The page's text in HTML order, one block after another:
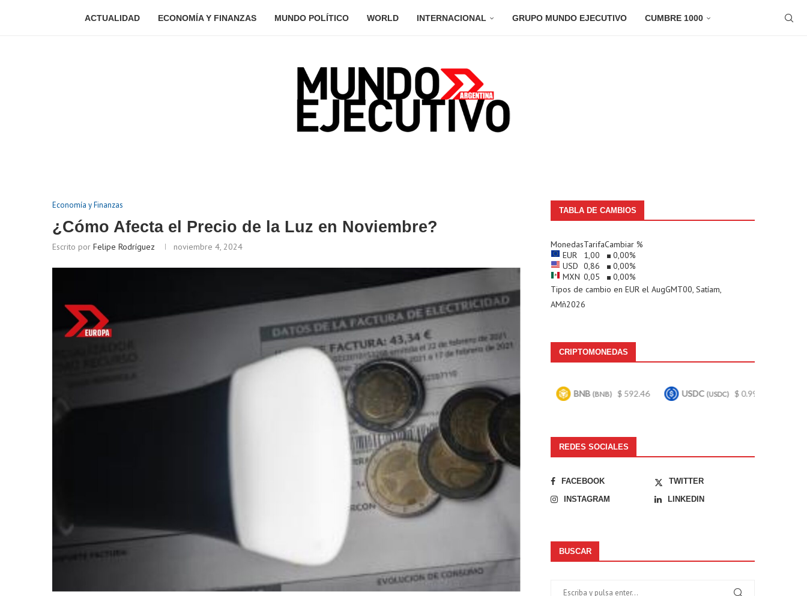
ACTUALIDAD ECONOMÍA Y FINANZAS MUNDO POLÍTICO WORLD INTERNACIONAL GRUPO MUNDO EJECUTIVO CUMBRE 1000
Economía y Finanzas
¿Cómo Afecta el Precio de la Luz en Noviembre?
Escrito por Felipe Rodríguez noviembre 4, 2024
TABLA DE CAMBIOS
MonedasTarifaCambiar %
EUR
1,00 0,00%
USD 0,86 0,00%
MXN 0,05 0,00%
Tipos de cambio en EUR el AugGMT00, Satíam,
AMñ2026
CRIPTOMONEDAS
(BTC) $ 64,976.00 $ 1,916.63 (USDT) $ 0.999485 BNB $ 592.46 USDC(USDC) $ 0.999724 Bitcoin
REDES SOCIALES
FACEBOOK
TWITTER
INSTAGRAM
LINKEDIN
BUSCAR